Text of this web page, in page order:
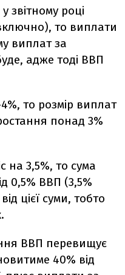
звітному році
то виплати
виплат за
адже тоді ВВП
то розмір виплат
понад 3%
на 3,5%, то сума
0,5% ВВП (3,5%
цієї суми, тобто
ВВП перевищує
40% від